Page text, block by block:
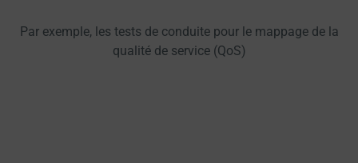
Par exemple, les tests de conduite pour le mappage de la
qualité de service (QoS)